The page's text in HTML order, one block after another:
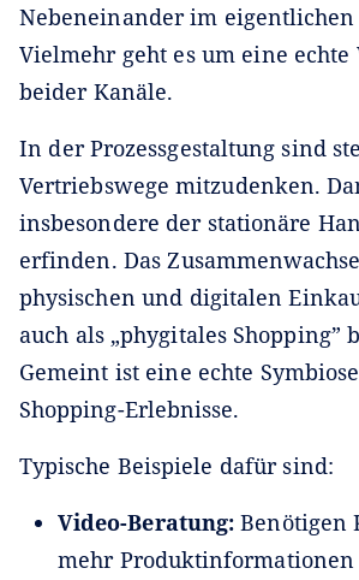
Nebeneinander im eigentlichen
Vielmehr geht es um eine echte
beider Kanäle.
In der Prozessgestaltung sind
Vertriebswege mitzudenken.
insbesondere der stationäre
erfinden. Das
physischen und digitalen
auch als „phygitales Shopping”
Gemeint ist eine echte
Shopping-Erlebnisse.
Typische Beispiele dafür sind:
Video-Beratung: Benötigen
mehr Produktinformationen